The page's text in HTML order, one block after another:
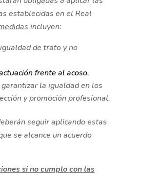
establecidas en el Real
incluyen:
de trato y no
frente al acoso.
la igualdad en los
y promoción profesional.
seguir aplicando estas
se alcance un acuerdo
si no cumplo con las